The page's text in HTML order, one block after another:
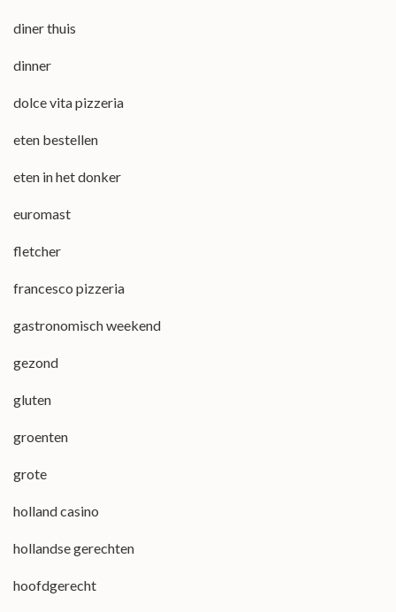
diner thuis
dinner
dolce vita pizzeria
eten bestellen
eten in het donker
euromast
fletcher
francesco pizzeria
gastronomisch weekend
gezond
gluten
groenten
grote
holland casino
hollandse gerechten
hoofdgerecht